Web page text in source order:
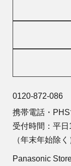
0120-872-086
携帯電話・PHS
受付時間：平
（年末年始除く
Panasonic